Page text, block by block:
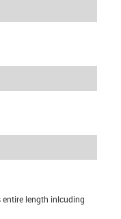
entire length inlcuding